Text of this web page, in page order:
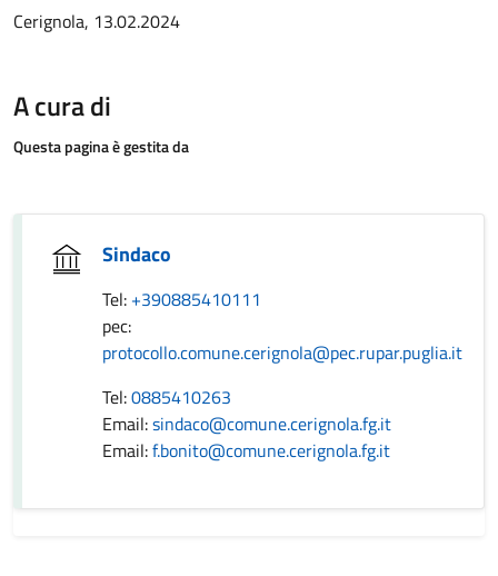
Cerignola, 13.02.2024
A cura di
Questa pagina è gestita da
Sindaco
Tel: +390885410111
pec:
protocollo.comune.cerignola@pec.rupar.puglia.it
Tel:0885410263
Email:sindaco@comune.cerignola.fg.it
Email:f.bonito@comune.cerignola.fg.it